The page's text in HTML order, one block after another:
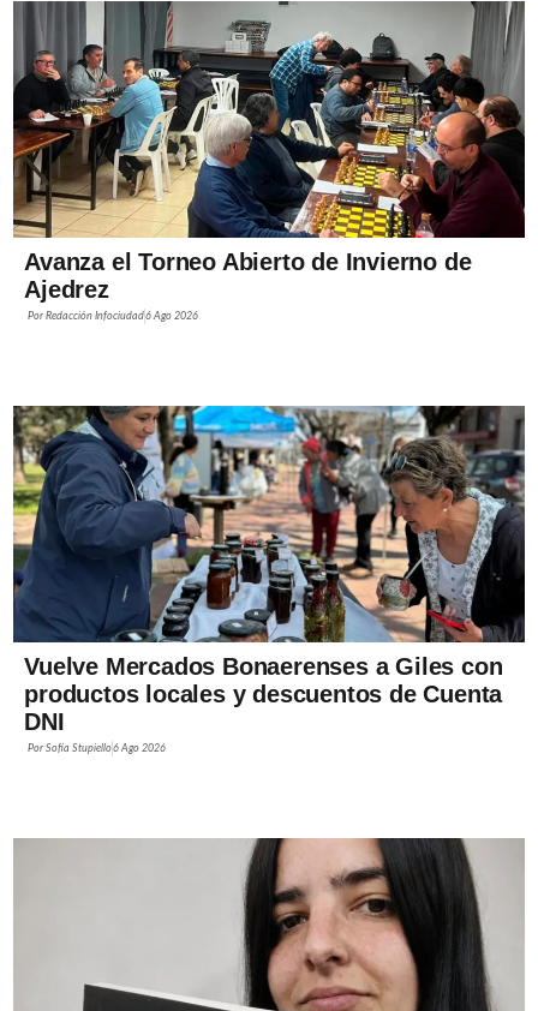
Avanza el Torneo Abierto de Invierno de
Ajedrez
PorRedacción Infociudad6 Ago 2026
Vuelve Mercados Bonaerenses a Giles con
productos locales y descuentos de Cuenta
DNI
PorSofía Stupiello6 Ago 2026